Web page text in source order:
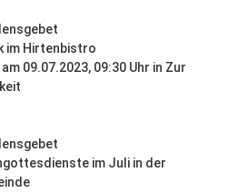
im Hirtenbistro
09.07.2023, 09:30 Uhr in Zur
im Juli in der